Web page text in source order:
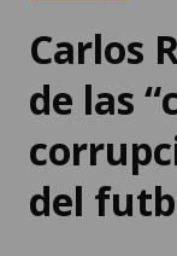
Carlos
de las
del